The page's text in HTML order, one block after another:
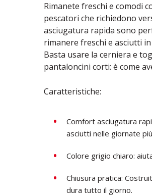
Rimanete freschi e comodi
pescatori che richiedono
asciugatura rapida sono
rimanere freschi e asciutti
Basta usare la cerniera e
pantaloncini corti: è come
Caratteristiche:
Comfort asciugatura
asciutti nelle giornate
Colore grigio chiaro:
Chiusura pratica:
dura tutto il giorno.